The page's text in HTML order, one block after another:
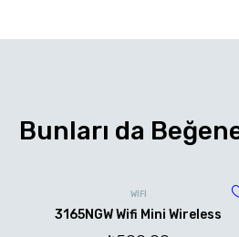
Bunları da
WİFİ
3165NGW Wifi Mini Wireless